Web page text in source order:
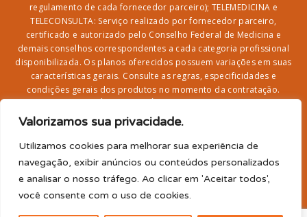
Valorizamos sua privacidade.
Utilizamos cookies para melhorar sua experiência de
navegação, exibir anúncios ou conteúdos personalizados
e analisar o nosso tráfego. Ao clicar em 'Aceitar todos',
você consente com o uso de cookies.
regulamento de cada fornecedor parceiro); TELEMEDICINA e
TELECONSULTA: Serviço realizado por fornecedor parceiro,
certificado e autorizado pelo Conselho Federal de Medicina e
demais conselhos correspondentes a cada categoria profissional
disponibilizada. Os planos oferecidos possuem variações em suas
características gerais. Consulte as regras, especificidades e
condições gerais dos produtos no momento da contratação.
serviços na rede credenciada;SEGURO DE VIDA, ACIDENTES
PESSOAIS, ASSISTÊNCIA FUNERAL 24H, ASSISTÊNCIA
RESIDENCIAL E SORTEIO: Produto com registro SUSEP
garantido pela SEGUROS SURA (CNPJ sob o nº
adesão/elegibilidade de 64 anos (titular) e carência de 60
para utilização.